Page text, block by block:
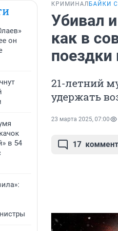
он
в 54
КРИМИНАЛ БАЙКИ
Убивал
как в
поездки
21-летний
удержать
23 марта 2025, 07:00
17